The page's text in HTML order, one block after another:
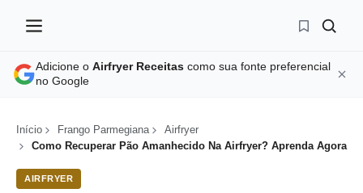
Adicione o Airfryer Receitas como sua fonte preferencial
no Google
Início Frango Parmegiana
Airfryer
Como Recuperar Pão Amanhecido Na Airfryer? Aprenda Agora
AIRFRYER